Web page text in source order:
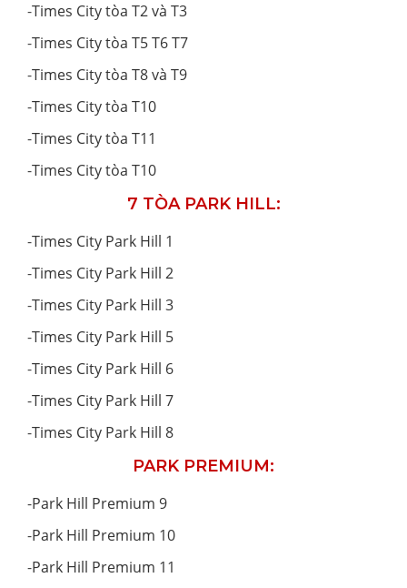
-Times City tòa T2 và T3
-Times City tòa T5 T6 T7
-Times City tòa T8 và T9
-Times City tòa T10
-Times City tòa T11
-Times City tòa T10
7 TÒA PARK HILL:
-Times City Park Hill 1
-Times City Park Hill 2
-Times City Park Hill 3
-Times City Park Hill 5
-Times City Park Hill 6
-Times City Park Hill 7
-Times City Park Hill 8
PARK PREMIUM:
-Park Hill Premium 9
-Park Hill Premium 10
-Park Hill Premium 11